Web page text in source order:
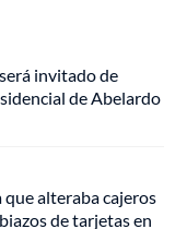
invitado de
de Abelardo
alteraba cajeros
de tarjetas en